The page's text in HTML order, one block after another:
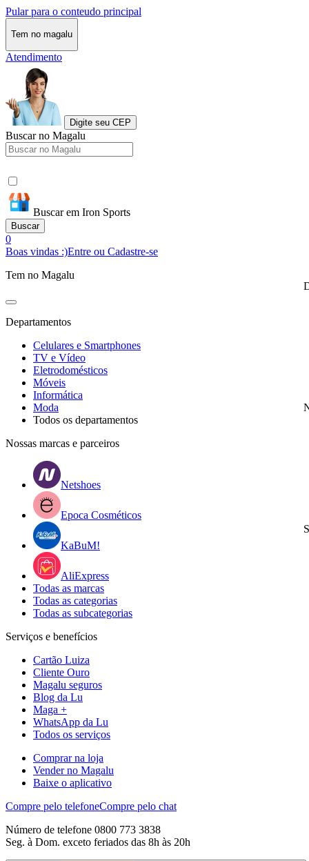
Pular para o conteudo principal
Tem no magalu
Atendimento
Digite seu CEP
Buscar no Magalu
Buscar em Iron Sports
Buscar
0
Boas vindas :)Entre ou Cadastre-se
Tem no Magalu
Departamentos
Celulares e Smartphones
TV e Vídeo
Eletrodomésticos
Móveis
Informática
Moda
Todos os departamentos
Nossas marcas e parceiros
Netshoes
Epoca Cosméticos
KaBuM!
AliExpress
Todas as marcas
Todas as categorias
Todas as subcategorias
Serviços e benefícios
Cartão Luiza
Cliente Ouro
Magalu seguros
Blog da Lu
Maga +
WhatsApp da Lu
Todos os serviços
Comprar na loja
Vender no Magalu
Baixe o aplicativo
Compre pelo telefoneCompre pelo chat
Número de telefone 0800 773 3838
Seg. à Dom. exceto feriados das 8h às 20h